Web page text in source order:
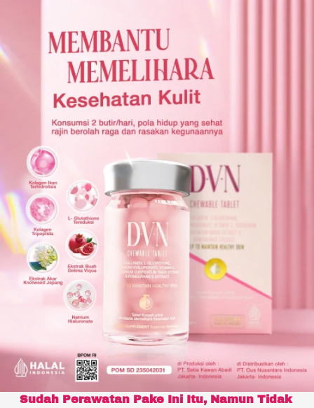
Sudah Perawatan Pake Ini Itu, Namun Tidak